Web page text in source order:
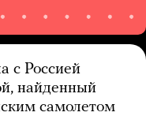
с Россией
найденный
самолетом